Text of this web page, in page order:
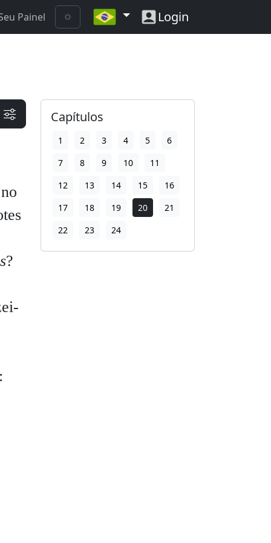
Painel Login
?
Capítulos
1 2 3 4 5
6
7
8 9 10
11
12
13 14 15
16
17
18 19 20
21
22
23 24